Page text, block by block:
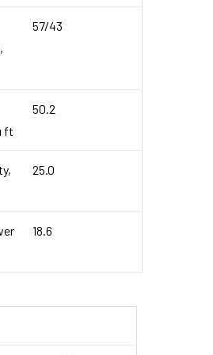
57/43
ft
50.2
25.0
18.6